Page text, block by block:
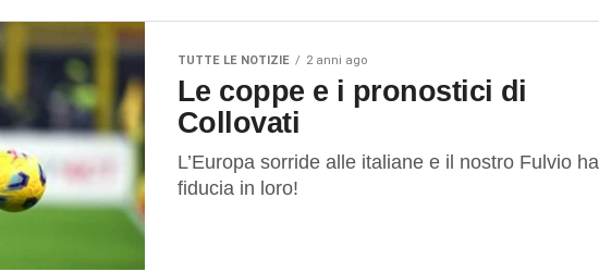
TUTTE LE NOTIZIE 2 anni ago
Le coppe e i pronostici di
Collovati
L’Europa sorride alle italiane e il nostro Fulvio ha
fiducia in loro!